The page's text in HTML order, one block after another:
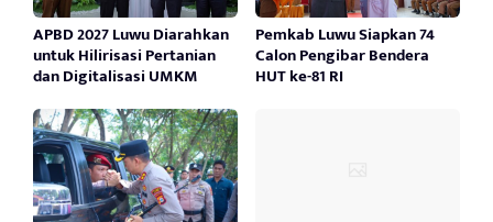
APBD 2027 Luwu Diarahkan
untuk Hilirisasi Pertanian
dan Digitalisasi UMKM
Pemkab Luwu Siapkan 74
Calon Pengibar Bendera
HUT ke-81 RI